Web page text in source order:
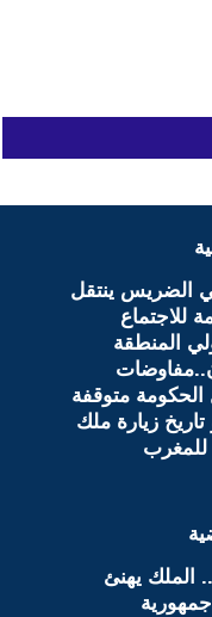
الضريس ينتقل
للاجتماع
المنطقة
متوقفة
زيارة ملك
للمغرب
الملك يهنئ